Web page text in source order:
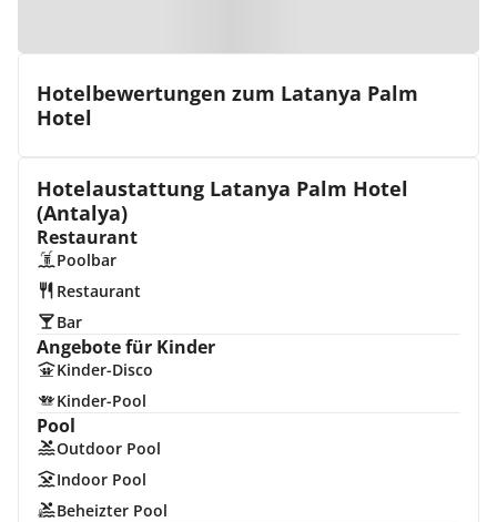
Hotelbewertungen zum Latanya Palm
Hotel
Hotelaustattung Latanya Palm Hotel
(Antalya)
Restaurant
Poolbar
Restaurant
Bar
Angebote für Kinder
Kinder-Disco
Kinder-Pool
Pool
Outdoor Pool
Indoor Pool
Beheizter Pool